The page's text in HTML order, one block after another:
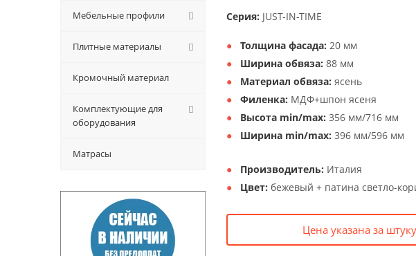
Серия: JUST-IN-TIME
Толщина фасада: 20 мм
Ширина обвяза: 88 мм
Материал обвяза: ясень
Филенка: МДФ+шпон ясеня
Высота min/max: 356 мм/716 мм
Ширина min/max: 396 мм/596 мм
Производитель: Италия
Цвет: бежевый + патина светло-
Цена указана за
Мебельные профили
Плитные материалы
Кромочный материал
Комплектующие для
оборудования
Матрасы